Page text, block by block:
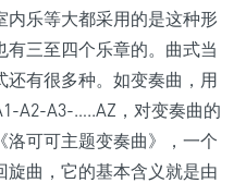
内乐等大都采用的是这种形
三至四个乐章的。曲式当
有很多种。如变奏曲，用
A2-A3-…..AZ，对变奏曲的
洛可可主题变奏曲》，一个
旋曲，它的基本含义就是由